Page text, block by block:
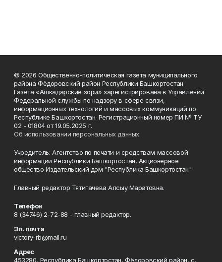
© 2026 Общественно-политическая газета муниципального
района Фёдоровский район Республики Башкортостан
Газета «Ашкадарские зори» зарегистрирована в Управлении
Федеральной службы по надзору в сфере связи,
информационных технологий и массовых коммуникаций по
Республике Башкортостан. Регистрационный номер ПИ № ТУ
02 - 01804 от 19.05.2025 г.
Об использовании персональных данных
Учредитель: Агентство по печати и средствам массовой
информации Республики Башкортостан, Акционерное
общество Издательский дом "Республика Башкортостан"
Главный редактор Тятигачева Алсыу Маратовна.
Телефон
8 (34746) 2-72-88 - главный редактор.
Эл. почта
victory-rb@mail.ru
Адрес
453280, Республика Башкортостан, Фёдоровский район, с.